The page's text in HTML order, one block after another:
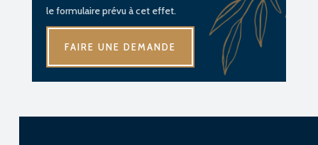
le formulaire prévu à cet effet.
FAIRE UNE DEMANDE